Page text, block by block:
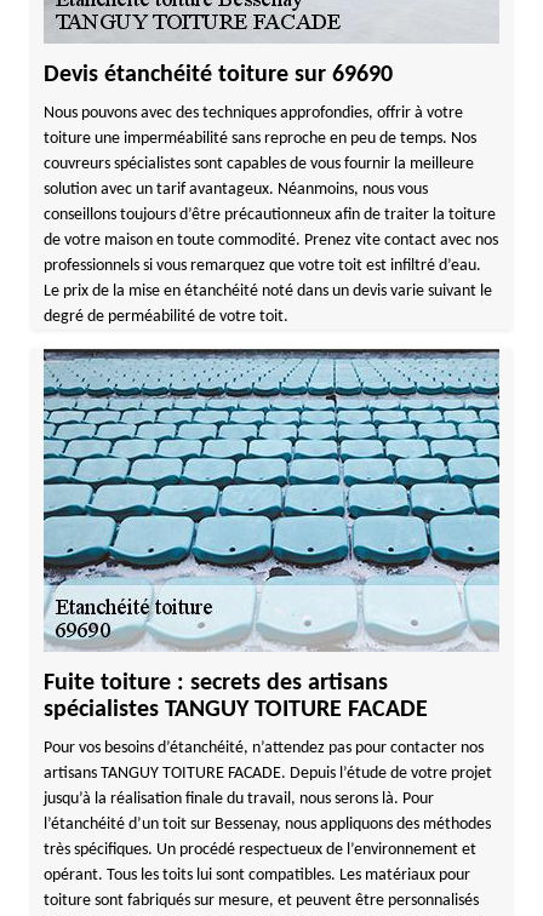
Devis étanchéité toiture sur 69690
Nous pouvons avec des techniques approfondies, offrir à votre
toiture une imperméabilité sans reproche en peu de temps. Nos
couvreurs spécialistes sont capables de vous fournir la meilleure
solution avec un tarif avantageux. Néanmoins, nous vous
conseillons toujours d’être précautionneux afin de traiter la toiture
de votre maison en toute commodité. Prenez vite contact avec nos
professionnels si vous remarquez que votre toit est infiltré d’eau.
Le prix de la mise en étanchéité noté dans un devis varie suivant le
degré de perméabilité de votre toit.
Fuite toiture : secrets des artisans
spécialistes TANGUY TOITURE FACADE
Pour vos besoins d’étanchéité, n’attendez pas pour contacter nos
artisans TANGUY TOITURE FACADE. Depuis l’étude de votre projet
jusqu’à la réalisation finale du travail, nous serons là. Pour
l’étanchéité d’un toit sur Bessenay, nous appliquons des méthodes
très spécifiques. Un procédé respectueux de l’environnement et
opérant. Tous les toits lui sont compatibles. Les matériaux pour
toiture sont fabriqués sur mesure, et peuvent être personnalisés